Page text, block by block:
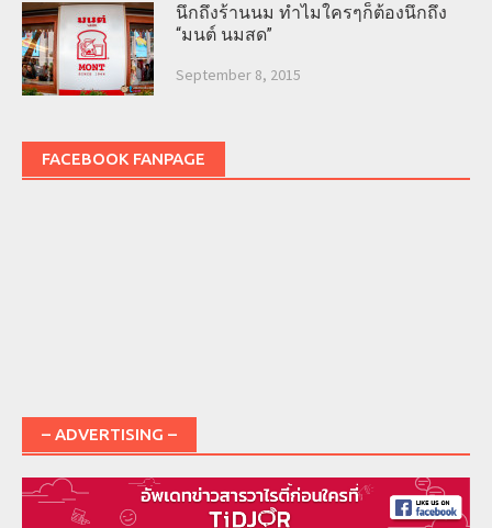
นึกถึงร้านนม ทำไมใครๆก็ต้องนึกถึง
“มนต์ นมสด”
September 8, 2015
FACEBOOK FANPAGE
– ADVERTISING –